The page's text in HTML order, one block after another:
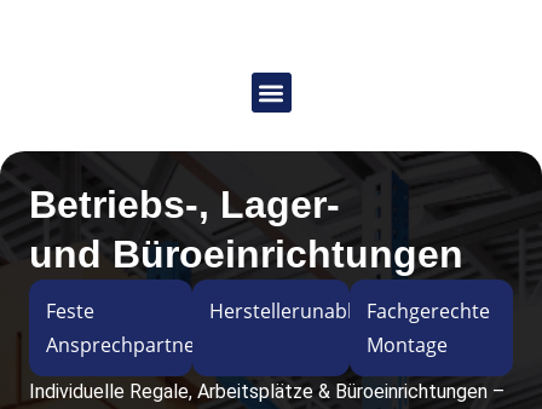
Betriebs-, Lager-
und Büroeinrichtungen
Feste
Ansprechpartner
HerstellerunabhängigFachgerechte
Montage
Individuelle Regale, Arbeitsplätze & Büroeinrichtungen –